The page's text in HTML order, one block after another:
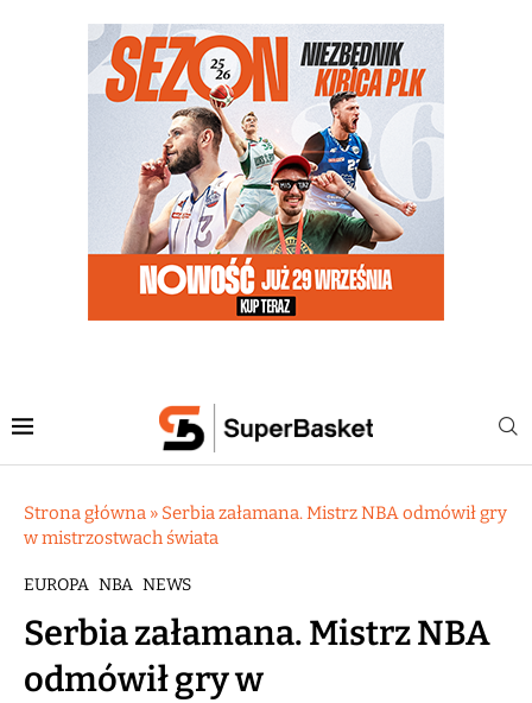
Strona główna » Serbia załamana. Mistrz NBA odmówił gry
w mistrzostwach świata
EUROPA NBA NEWS
Serbia załamana. Mistrz NBA
odmówił gry w